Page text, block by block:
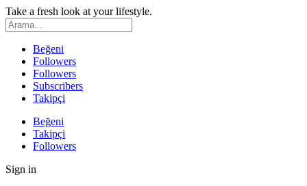
Take a fresh look at your lifestyle.
Beğeni
Followers
Followers
Subscribers
Takipçi
Beğeni
Takipçi
Followers
Sign in